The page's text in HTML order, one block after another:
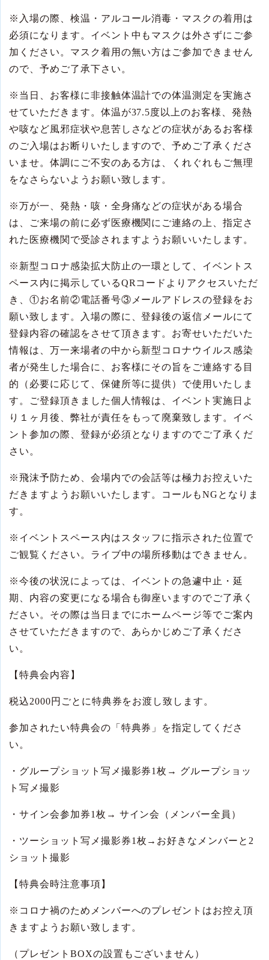
※ 入場の際、検温・アルコール消毒・マスクの着用は
必須になります。イベント中もマスクは外さずにご参
加ください。マスク着用の無い方はご参加できません
ので、予めご了承下さい。
※ 当日、お客様に非接触体温計での体温測定を実施さ
せていただきます。体温が37.5度以上のお客様、発熱
や咳など風邪症状や息苦しさなどの症状があるお客様
のご入場はお断りいたしますので、予めご了承くださ
いませ。体調にご不安のある方は、くれぐれもご無理
をなさらないようお願い致します。
※万が一、発熱・咳・全身痛などの症状がある場合
は、ご来場の前に必ず医療機関にご連絡の上、指定さ
れた医療機関で受診されますようお願いいたします。
※ 新型コロナ感染拡大防止の一環として、イベントス
ペース内に掲示しているQR コードよりアクセスいただ
き、①お名前②電話番号③メールアドレスの登録をお
願い致します。入場の際に、登録後の返信メールにて
登録内容の確認をさせて頂きます。お寄せいただいた
情報は、万一来場者の中から新型コロナウイルス感染
者が発生した場合に、お客様にその旨をご連絡する目
的（必要に応じて、保健所等に提供）で使用いたしま
す。ご登録頂きました個人情報は、イベント実施日よ
り１ヶ月後、弊社が責任をもって廃棄致します。イベ
ント参加の際、登録が必須となりますのでご了承くだ
さい。
※飛沫予防ため、会場内での会話等は極力お控えいた
だきますようお願いいたします。コールもNG となりま
す。
※ イベントスペース内はスタッフに指示された位置で
ご観覧ください。ライブ中の場所移動はできません。
※今後の状況によっては、イベントの急遽中止・延
期、内容の変更になる場合も御座いますのでご了承く
ださい。その際は当日までにホームページ等でご案内
させていただきますので、あらかじめご了承くださ
い。
【特典会内容】
税込2000円ごとに特典券をお渡し致します。
参加されたい特典会の「特典券」を指定してくださ
い。
・グループショット写メ撮影券1枚 → グループショッ
ト写メ撮影
・サイン会参加券1 枚 → サイン会（メンバー全員）
・ツーショット写メ撮影券1 枚 → お好きなメンバーと 2
ショット撮影
【特典会時注意事項】
※ コロナ禍のためメンバーへのプレゼントはお控え頂
きますようお願い致します。
（プレゼント BOXの設置もございません）